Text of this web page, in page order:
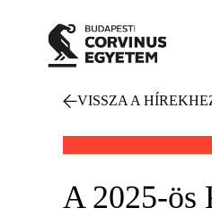
VISSZA A
A 2025-ös